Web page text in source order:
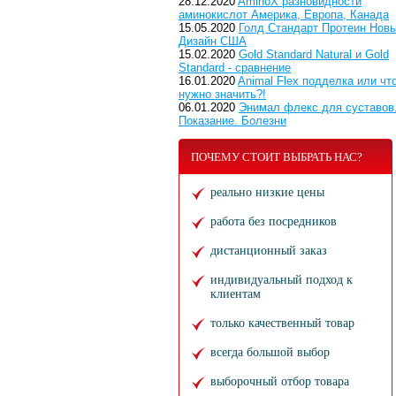
аминокислот Америка, Европа, Канада
15.05.2020 Голд Стандарт Протеин
Дизайн США
15.02.2020 Gold Standard Natural и Gold
Standard - сравнение
16.01.2020 Animal Flex подделка или
нужно значить?!
06.01.2020 Энимал флекс для суставов.
Показание. Болезни
ПОЧЕМУ СТОИТ ВЫБРАТЬ НАС?
реально низкие цены
работа без посредников
дистанционный заказ
индивидуальный подход к
клиентам
только качественный товар
всегда большой выбор
выборочный отбор товара